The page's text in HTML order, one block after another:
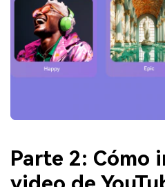
Parte 2: Cómo